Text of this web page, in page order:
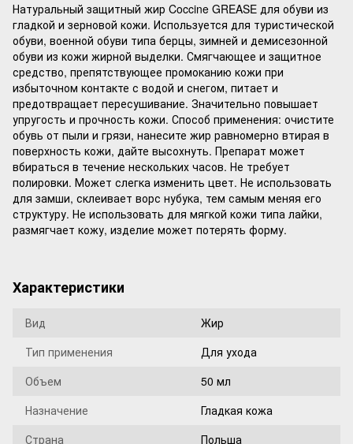
Натуральный защитный жир Coccine GREASE для обуви из
гладкой и зерновой кожи. Используется для туристической
обуви, военной обуви типа берцы, зимней и демисезонной
обуви из кожи жирной выделки. Смягчающее и защитное
средство, препятствующее промоканию кожи при
избыточном контакте с водой и снегом, питает и
предотвращает пересушивание. Значительно повышает
упругость и прочность кожи. Способ применения: очистите
обувь от пыли и грязи, нанесите жир равномерно втирая в
поверхность кожи, дайте высохнуть. Препарат может
вбираться в течение нескольких часов. Не требует
полировки. Может слегка изменить цвет. Не использовать
для замши, склеивает ворс нубука, тем самым меняя его
структуру. Не использовать для мягкой кожи типа лайки,
размягчает кожу, изделие может потерять форму.
Характеристики
Вид
Жир
Тип применения
Для ухода
Объем
50 мл
Назначение
Гладкая кожа
Страна
Польша